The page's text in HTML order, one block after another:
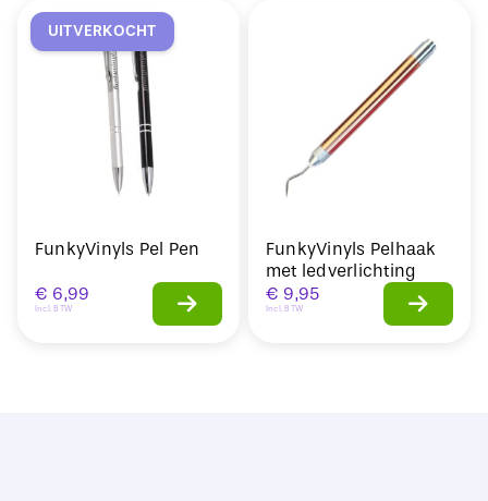
UITVERKOCHT
FunkyVinyls Pel Pen
€ 6,99
Incl. BTW
FunkyVinyls Pelhaak
met ledverlichting
€ 9,95
Incl. BTW